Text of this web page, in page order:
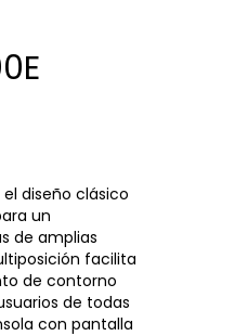
diseño clásico
un
de amplias
facilita
de contorno
de todas
con pantalla